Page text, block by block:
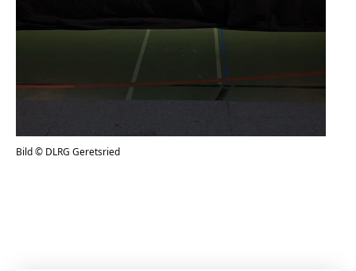
Bild © DLRG Geretsried